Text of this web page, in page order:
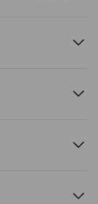
нанесите на